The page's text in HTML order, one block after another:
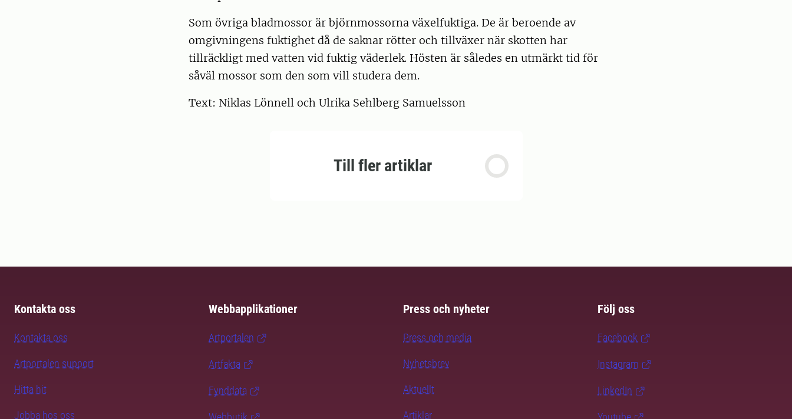
Som övriga bladmossor är björnmossorna växelfuktiga. De är beroende av
omgivningens fuktighet då de saknar rötter och tillväxer när skotten har
tillräckligt med vatten vid fuktig väderlek. Hösten är således en utmärkt tid för
såväl mossor som den som vill studera dem.
Text: Niklas Lönnell och Ulrika Sehlberg Samuelsson
Till fler artiklar
Kontakta oss
Kontakta oss
Artportalen support
Hitta hit
Jobba hos oss
Webbapplikationer
Artportalen
Artfakta
Fynddata
Press och nyheter
Press och media
Nyhetsbrev
Aktuellt
Artiklar
Följ oss
Facebook
Instagram
LinkedIn